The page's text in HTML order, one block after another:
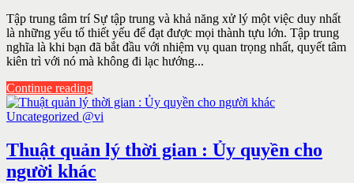
Tập trung tâm trí Sự tập trung và khả năng xử lý một việc duy nhất
là những yếu tố thiết yếu để đạt được mọi thành tựu lớn. Tập trung
nghĩa là khi bạn đã bắt đầu với nhiệm vụ quan trọng nhất, quyết tâm
kiên trì với nó mà không đi lạc hướng...
Continue reading
Uncategorized @vi
Thuật quản lý thời gian : Ủy quyền cho
người khác